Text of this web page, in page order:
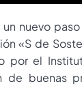
nuevo
«S de
por el
de buenas